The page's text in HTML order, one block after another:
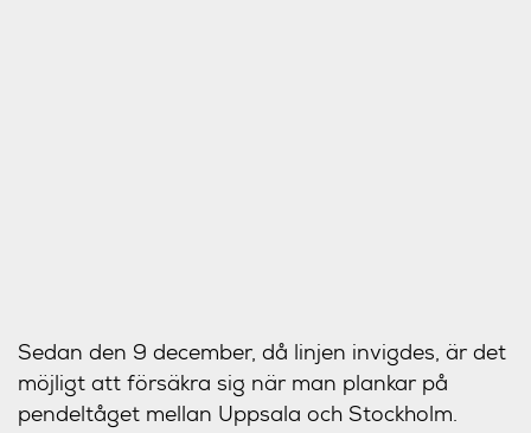
Sedan den 9 december, då linjen invigdes, är det
möjligt att försäkra sig när man plankar på
pendeltåget mellan Uppsala och Stockholm.